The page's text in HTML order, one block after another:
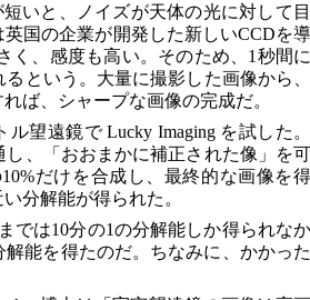
いと、ノイズが天体の光に対して目
国の企業が開発した新しいCCDを導
く、感度も高い。そのため、1秒間に
という。大量に撮影した画像から、
ば、シャープな画像の完成だ。
望遠鏡で Lucky Imaging を試した。
、「おおまかに補正された像」を可
だけを合成し、最終的な画像を得
分解能が得られた。
では10分の1の分解能しか得られなか
解能を得たのだ。ちなみに、かかっ